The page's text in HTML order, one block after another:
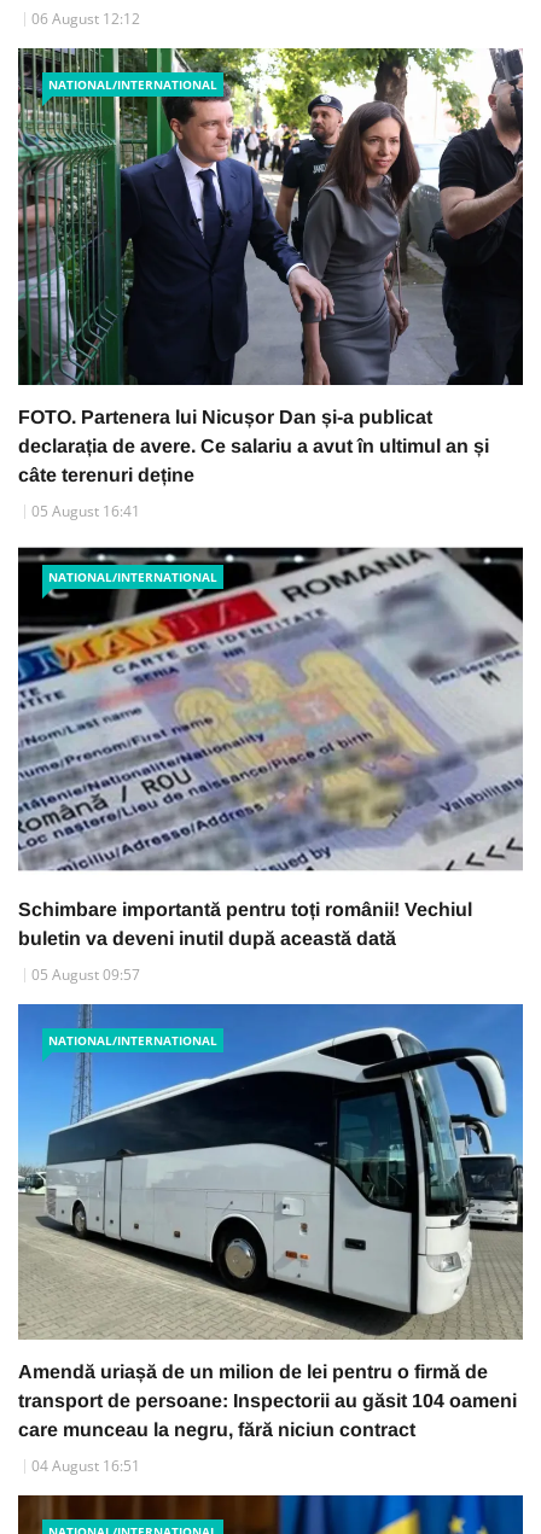
06 August 12:12
NATIONAL/INTERNATIONAL
FOTO. Partenera lui Nicușor Dan și-a publicat
declarația de avere. Ce salariu a avut în ultimul an și
câte terenuri deține
05 August 16:41
NATIONAL/INTERNATIONAL
Schimbare importantă pentru toți românii! Vechiul
buletin va deveni inutil după această dată
05 August 09:57
NATIONAL/INTERNATIONAL
Amendă uriașă de un milion de lei pentru o firmă de
transport de persoane: Inspectorii au găsit 104 oameni
care munceau la negru, fără niciun contract
04 August 16:51